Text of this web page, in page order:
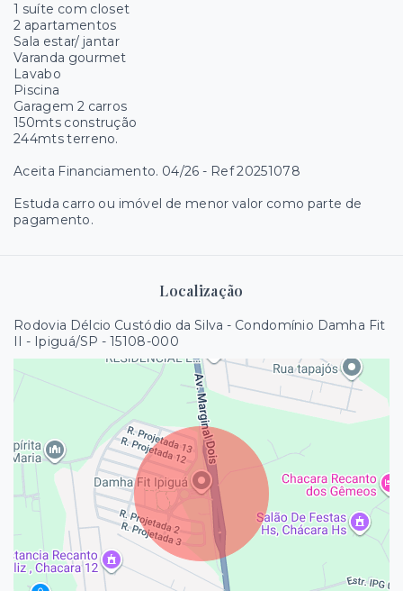
1 suíte com closet
2 apartamentos
Sala estar/ jantar
Varanda gourmet
Lavabo
Piscina
Garagem 2 carros
150mts construção
244mts terreno.
Aceita Financiamento. 04/26 - Ref 20251078
Estuda carro ou imóvel de menor valor como parte de
pagamento.
Localização
Rodovia Délcio Custódio da Silva - Condomínio Damha Fit
II - Ipiguá/SP - 15108-000